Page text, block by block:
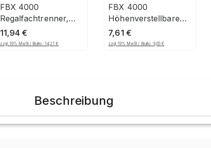
FBX 4000
Regalfachtrenner,
verschiebbar,
400x300 mm / H-R,
11,94€
zzgl. 19% MwSt / Brutto : 14,21€
FBX 4000
Höhenverstellbare
Deckenbefestigung
mit PVC
7,61 €
zzgl. 19% MwSt / Brutto : 9,05 €
Beschreibung